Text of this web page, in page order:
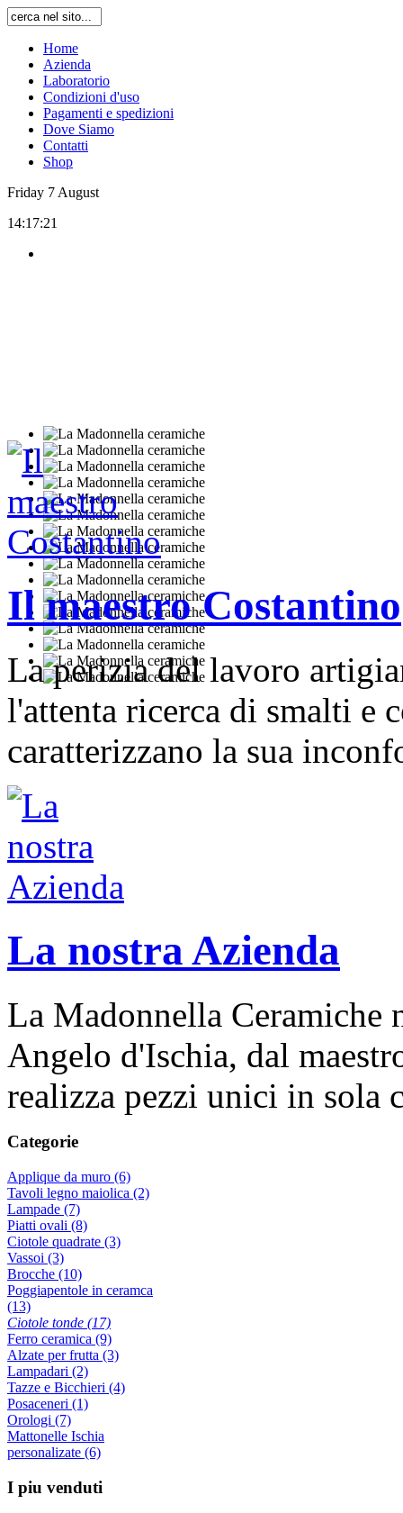
Home
Azienda
Laboratorio
Condizioni d'uso
Pagamenti e spedizioni
Dove Siamo
Contatti
Shop
Friday 7 August
14:17:21
Il maestro Costantino
La perizia del lavoro
l'attenta ricerca di smalti
caratterizzano la sua
La nostra Azienda
La Madonnella Ceramiche
Angelo d'Ischia, dal
realizza pezzi unici in sola
Categorie
Applique da muro (6)
Tavoli legno maiolica (2)
Lampade (7)
Piatti ovali (8)
Ciotole quadrate (3)
Vassoi (3)
Brocche (10)
Poggiapentole in ceramca
(13)
Ciotole tonde (17)
Ferro ceramica (9)
Alzate per frutta (3)
Lampadari (2)
Tazze e Bicchieri (4)
Posaceneri (1)
Orologi (7)
Mattonelle Ischia
personalizate (6)
I piu venduti